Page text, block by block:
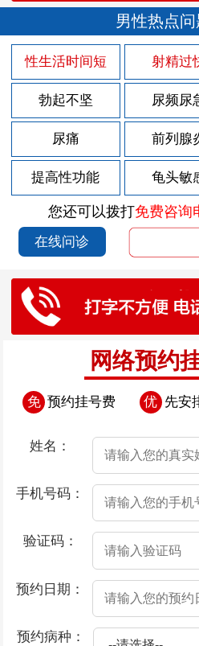
男性热点
性生活时间短 射精过
勃起不坚 尿频尿
尿痛 前列腺
提高性功能 龟头敏
您还可以拨打免费咨询
在线问诊
网络预约
免 预约挂号费 优 先安
姓名：
手机号码：
验证码：
预约日期：
预约病种：